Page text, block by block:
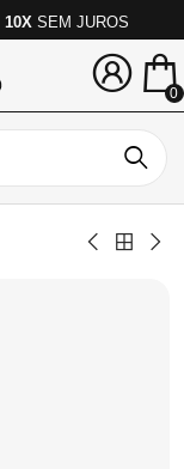
10X SEM JUROS
0